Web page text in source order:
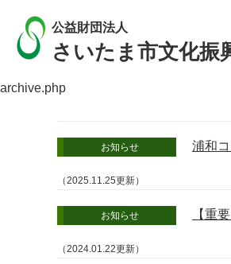
公益財団法人
さいたま市文化振
archive.php
お知らせ 浦和
（2025.11.25更新）
お知らせ 【重
（2024.01.22更新）